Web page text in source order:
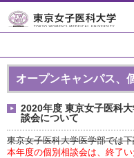
オープンキャンパス、
2020年度 東京女子医科
談会について
東京女子医科大学医学部では
本年度の個別相談会は、終了